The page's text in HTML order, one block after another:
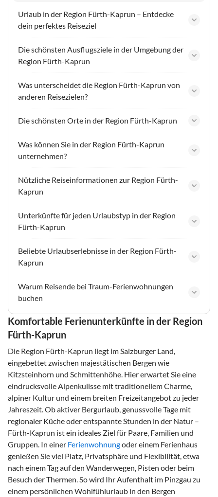
Urlaub in der Region Fürth-Kaprun – Entdecke
dein perfektes Reiseziel
Die schönsten Ausflugsziele in der Umgebung der
Region Fürth-Kaprun
Was unterscheidet die Region Fürth-Kaprun von
anderen Reisezielen?
Die schönsten Orte in der Region Fürth-Kaprun
Was können Sie in der Region Fürth-Kaprun
unternehmen?
Nützliche Reiseinformationen zur Region Fürth-
Kaprun
Unterkünfte für jeden Urlaubstyp in der Region
Fürth-Kaprun
Beliebte Urlaubserlebnisse in der Region Fürth-
Kaprun
Warum Reisende bei Traum-Ferienwohnungen
buchen
Komfortable Ferienunterkünfte in der Region
Fürth-Kaprun
Die Region Fürth-Kaprun liegt im Salzburger Land,
eingebettet zwischen majestätischen Bergen wie
Kitzsteinhorn und Schmittenhöhe. Hier erwartet Sie eine
eindrucksvolle Alpenkulisse mit traditionellem Charme,
alpiner Kultur und einem breiten Freizeitangebot zu jeder
Jahreszeit. Ob aktiver Bergurlaub, genussvolle Tage mit
regionaler Küche oder entspannte Stunden in der Natur –
Fürth-Kaprun ist ein ideales Ziel für Paare, Familien und
Gruppen. In einer Ferienwohnungoder einem Ferienhaus
genießen Sie viel Platz, Privatsphäre und Flexibilität, etwa
nach einem Tag auf den Wanderwegen, Pisten oder beim
Besuch der Thermen. So wird Ihr Aufenthalt im Pinzgau zu
einem persönlichen Wohlfühlurlaub in den Bergen